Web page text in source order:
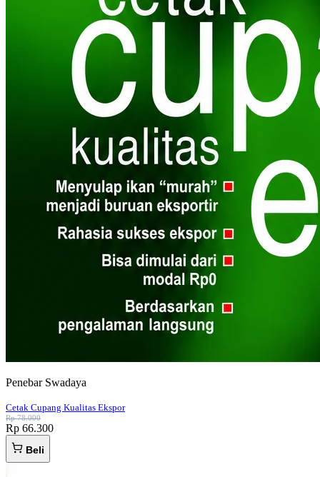
Penebar Swadaya
Cetak Cupang Kualitas Ekspor
Rp 78.000
Rp 66.300
Beli